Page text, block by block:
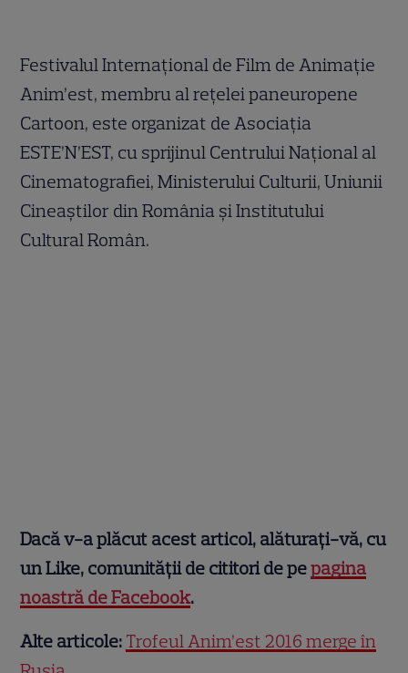
Festivalul Internaţional de Film de Animaţie
Anim’est, membru al reţelei paneuropene
Cartoon, este organizat de Asociaţia
ESTE’N’EST, cu sprijinul Centrului Naţional al
Cinematografiei, Ministerului Culturii, Uniunii
Cineaştilor din România și Institutului
Cultural Român.
Dacă v-a plăcut acest articol, alăturați-vă, cu
un Like, comunității de cititori de pepagina
noastră de Facebook.
Alte articole: Trofeul Anim’est 2016 merge în